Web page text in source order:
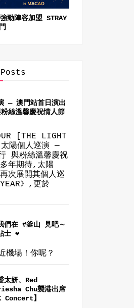
勁陣容加盟 STRAY
— 澳門站首日演出
絲溫馨慶祝情人節
[THE LIGHT
陽個人巡演 —
與粉絲溫馨慶祝
年期待,太陽
次展開其個人巡
》,更於
們在 #釜山 見吧～
士 ❤
機場！你呢？
太妍、Red
Chu襲港出席
Concert】